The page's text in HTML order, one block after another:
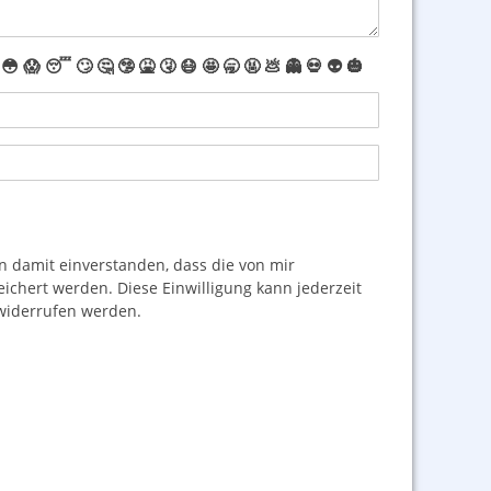
😳 😱 😴 🙄 🤔 🤥 🤮 🤧 😷 🤩 🥱 🤬 💩 👻 💀 👽 🎃
einverstanden, dass die von mir
werden. Diese Einwilligung kann jederzeit
werden.